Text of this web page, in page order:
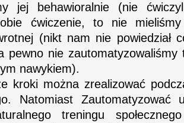
jej behawioralnie (nie
ćwiczenie, to nie
(nikt nam nie powiedział
pewno nie zautomatyzowaliśmy
nawykiem).
kroki można zrealizować
Natomiast Zautomatyzować
treningu